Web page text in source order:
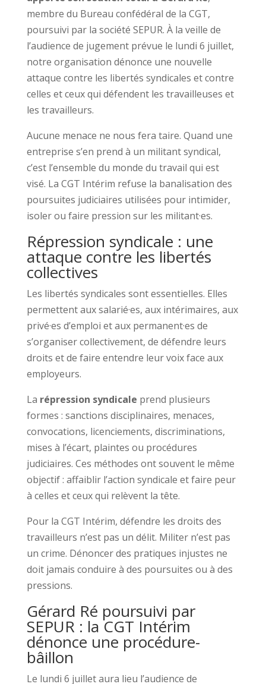
membre du Bureau confédéral de la CGT,
poursuivi par la société SEPUR. À la veille de
l’audience de jugement prévue le lundi 6 juillet,
notre organisation dénonce une nouvelle
attaque contre les libertés syndicales et contre
celles et ceux qui défendent les travailleuses et
les travailleurs.
Aucune menace ne nous fera taire. Quand une
entreprise s’en prend à un militant syndical,
c’est l’ensemble du monde du travail qui est
visé. La CGT Intérim refuse la banalisation des
poursuites judiciaires utilisées pour intimider,
isoler ou faire pression sur les militant·es.
Répression syndicale : une
attaque contre les libertés
collectives
Les libertés syndicales sont essentielles. Elles
permettent aux salarié·es, aux intérimaires, aux
privé·es d’emploi et aux permanent·es de
s’organiser collectivement, de défendre leurs
droits et de faire entendre leur voix face aux
employeurs.
La répression syndicale prend plusieurs
formes : sanctions disciplinaires, menaces,
convocations, licenciements, discriminations,
mises à l’écart, plaintes ou procédures
judiciaires. Ces méthodes ont souvent le même
objectif : affaiblir l’action syndicale et faire peur
à celles et ceux qui relèvent la tête.
Pour la CGT Intérim, défendre les droits des
travailleurs n’est pas un délit. Militer n’est pas
un crime. Dénoncer des pratiques injustes ne
doit jamais conduire à des poursuites ou à des
pressions.
Gérard Ré poursuivi par
SEPUR : la CGT Intérim
dénonce une procédure-
bâillon
Le lundi 6 juillet aura lieu l’audience de